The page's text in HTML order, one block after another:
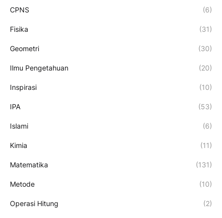
CPNS (6)
Fisika (31)
Geometri (30)
Ilmu Pengetahuan (20)
Inspirasi (10)
IPA (53)
Islami (6)
Kimia (11)
Matematika (131)
Metode (10)
Operasi Hitung (2)